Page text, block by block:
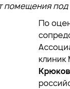
помещения под
По
клиник